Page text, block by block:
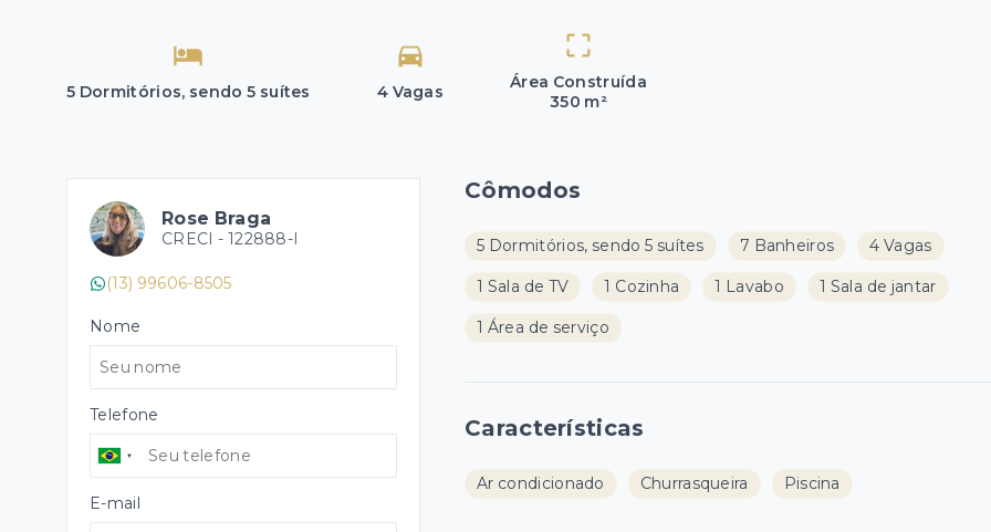
5 Dormitórios, sendo 5 suítes 4 Vagas
Área Construída
350 m²
Rose Braga
CRECI - 122888-I
(13) 99606-8505
Nome
Telefone
E-mail
Cômodos
5 Dormitórios, sendo 5 suítes 7 Banheiros 4 Vagas
1 Sala de TV 1 Cozinha 1 Lavabo 1 Sala de jantar
1 Área de serviço
Características
Ar condicionado Churrasqueira Piscina